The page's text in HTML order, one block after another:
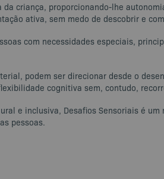
da criança, proporcionando-lhe
ativa, sem medo de descobrir e
com necessidades especiais,
podem ser direcionar desde o
cognitiva sem, contudo,
e inclusiva, Desafios Sensoriais é
pessoas.